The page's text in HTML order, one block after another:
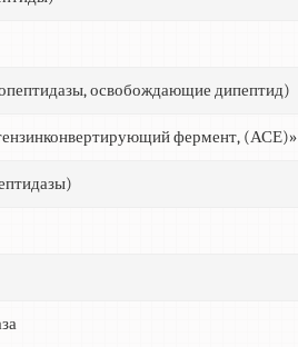
освобождающие дипептид)
фермент, (АСЕ)»